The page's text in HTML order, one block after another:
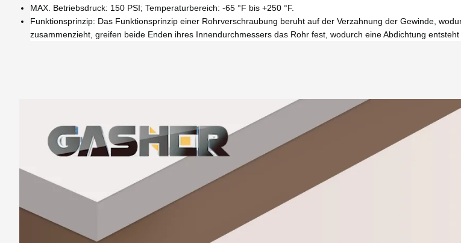
MAX. Betriebsdruck: 150 PSI; Temperaturbereich: -65 °F bis +250 °F.
Funktionsprinzip: Das Funktionsprinzip einer Rohrverschraubung beruht auf der Verzahnung der Gewinde,
zusammenzieht, greifen beide Enden ihres Innendurchmessers das Rohr fest, wodurch eine Abdichtung